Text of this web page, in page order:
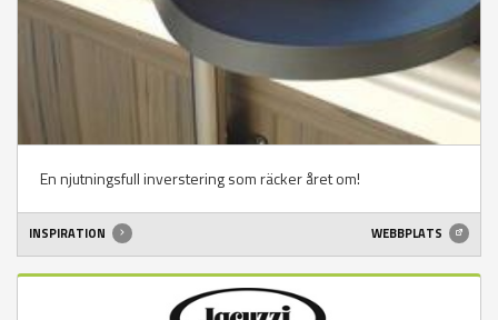
En njutningsfull inverstering som räcker året om!
INSPIRATION WEBBPLATS